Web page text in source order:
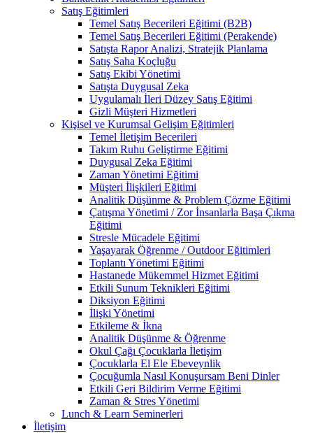
Satış Eğitimleri
Temel Satış Becerileri Eğitimi (B2B)
Temel Satış Becerileri Eğitimi (Perakende)
Satışta Rapor Analizi, Stratejik Planlama
Satış Saha Koçluğu
Satış Ekibi Yönetimi
Satışta Duygusal Zeka
Uygulamalı İleri Düzey Satış Eğitimi
Gizli Müşteri Hizmetleri
Kişisel ve Kurumsal Gelişim Eğitimleri
Temel İletişim Becerileri
Takım Ruhu Geliştirme Eğitimi
Duygusal Zeka Eğitimi
Zaman Yönetimi Eğitimi
Müşteri İlişkileri Eğitimi
Analitik Düşünme & Problem Çözme Eğitimi
Çatışma Yönetimi / Zor İnsanlarla Başa Çıkma
Eğitimi
Stresle Mücadele Eğitimi
Yaşayarak Öğrenme / Outdoor Eğitimleri
Toplantı Yönetimi Eğitimi
Hastanede Mükemmel Hizmet Eğitimi
Etkili Sunum Teknikleri Eğitimi
Diksiyon Eğitimi
İlişki Yönetimi
Etkileme & İkna
Analitik Düşünme & Öğrenme
Okul Çağı Çocuklarla İletişim
Çocuklarla El Ele Ebeveynlik
Çocuğumla Nasıl Konuşursam Beni Dinler
Etkili Geri Bildirim Verme Eğitimi
Zaman & Stres Yönetimi
Lunch & Learn Seminerleri
İletişim